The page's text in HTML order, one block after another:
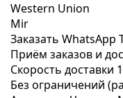
Western Union
Mir
Заказать WhatsApp
Приём заказов и
Скорость доставки
Без ограничений